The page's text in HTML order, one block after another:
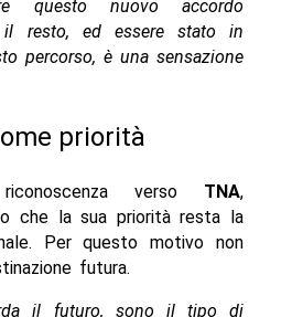
questo nuovo accordo
resto, ed essere stato in
percorso, è una sensazione
priorità
verso TNA,
che la sua priorità resta la
Per questo motivo non
futura.
il futuro, sono il tipo di